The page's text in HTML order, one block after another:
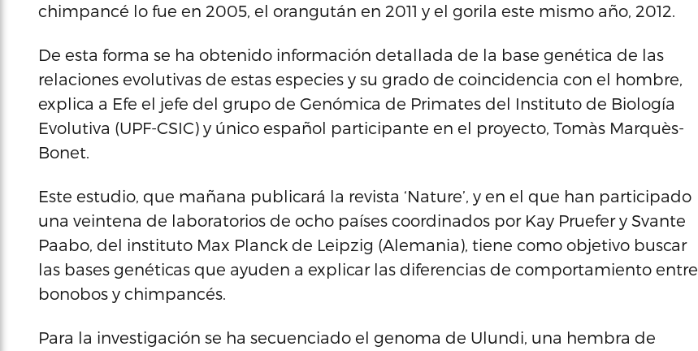
chimpancé lo fue en 2005, el orangután en 2011 y el gorila este mismo año, 2012.
De esta forma se ha obtenido información detallada de la base genética de las
relaciones evolutivas de estas especies y su grado de coincidencia con el hombre,
explica a Efe el jefe del grupo de Genómica de Primates del Instituto de Biología
Evolutiva (UPF-CSIC) y único español participante en el proyecto, Tomàs Marquès-
Bonet.
Este estudio, que mañana publicará la revista ‘Nature’, y en el que han participado
una veintena de laboratorios de ocho países coordinados por Kay Pruefer y Svante
Paabo, del instituto Max Planck de Leipzig (Alemania), tiene como objetivo buscar
las bases genéticas que ayuden a explicar las diferencias de comportamiento entre
bonobos y chimpancés.
Para la investigación se ha secuenciado el genoma de Ulundi, una hembra de